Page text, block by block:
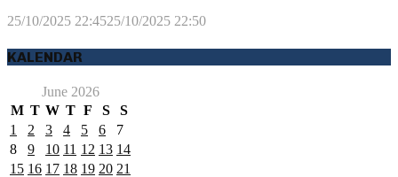
25/10/2025 22:4525/10/2025 22:50
KALENDAR
June 2026
M T W T F S
S
1
2 3 4 5 6
7
8
9 10 11 12 13 14
15 16 17 18 19 20 21